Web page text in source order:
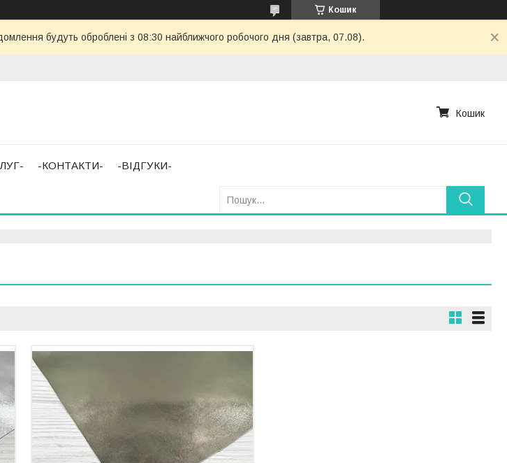
Кошик
будуть оброблені з 08:30 найближчого робочого дня (завтра, 07.08).
Кошик
-КОНТАКТИ- -ВІДГУКИ-